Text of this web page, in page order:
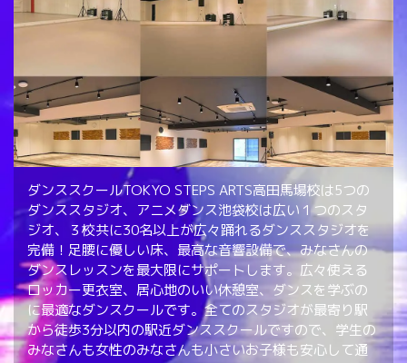
ダンススクールTOKYO STEPS ARTS高田馬場校は5つの
ダンススタジオ、アニメダンス池袋校は広い１つのスタ
ジオ、３校共に30名以上が広々踊れるダンススタジオを
完備！足腰に優しい床、最高な音響設備で、みなさんの
ダンスレッスンを最大限にサポートします。広々使える
ロッカー更衣室、居心地のいい休憩室、ダンスを学ぶの
に最適なダンスクールです。全てのスタジオが最寄り駅
から徒歩3分以内の駅近ダンススクールですので、学生の
みなさんも女性のみなさんも小さいお子様も安心して通